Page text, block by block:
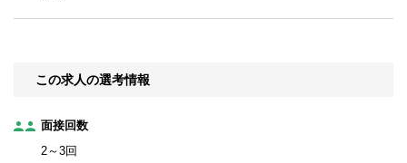
この求人の選考情報
面接回数
2～3回